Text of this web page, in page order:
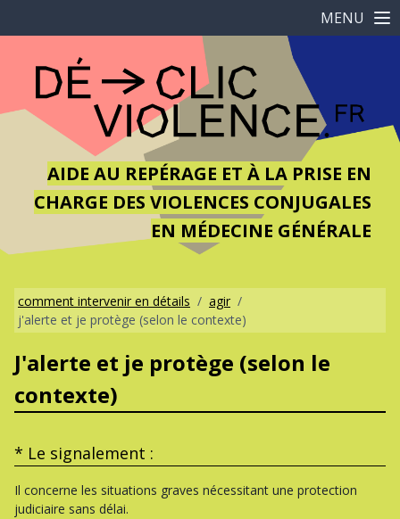
MENU
AIDE AU REPÉRAGE ET À LA PRISE EN
CHARGE DES VIOLENCES CONJUGALES
EN MÉDECINE GÉNÉRALE
comment intervenir en détails / agir /
j'alerte et je protège (selon le contexte)
J'alerte et je protège (selon le
contexte)
* Le signalement :
Il concerne les situations graves nécessitant une protection
judiciaire sans délai.